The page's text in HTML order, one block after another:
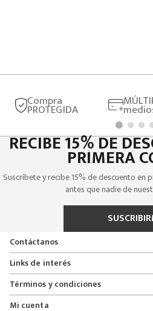
Compra
PROTEGIDA
RECIBE 15% DE
PRIMERA
Suscríbete y recibe 15% de descuento en
antes que nadie de
Contáctanos
Encuentra tu tienda
Formulario de solicitudes
Servicio al cliente
Links de interés
Quienes somos
Políticas de entrega, cambio y devolución
Políticas de privacidad
Términos y condiciones
Promociones
Mi cuenta